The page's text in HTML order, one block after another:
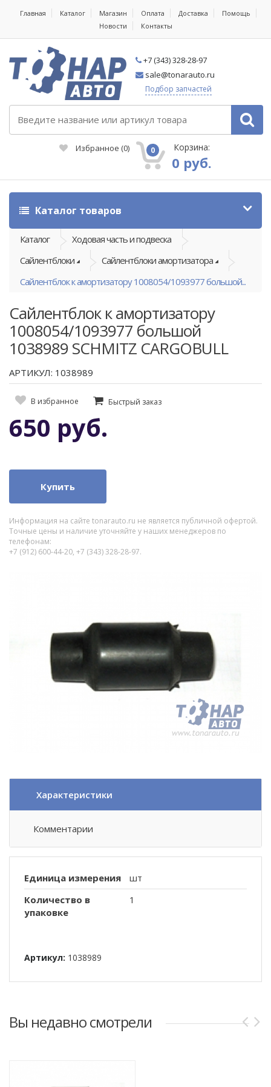
Главная Каталог Магазин Оплата Доставка
Помощь
Новости
Контакты
+7 (343) 328-28-97
sale@tonarauto.ru
Подбор запчастей
Избранное (0) 0 Корзина:
0 руб.
Каталог товаров
Каталог
Ходовая часть и подвеска
Сайлентблоки
Сайлентблоки амортизатора
Сайлентблок к амортизатору 1008054/1093977 большой...
Сайлентблок к амортизатору
1008054/1093977 большой
1038989 SCHMITZ CARGOBULL
АРТИКУЛ: 1038989
В избранное Быстрый заказ
650 руб.
Купить
Информация на сайте tonarauto.ru не является публичной офертой.
Точные цены и наличие уточняйте у наших менеджеров по
телефонам:
+7 (912) 600-44-20, +7 (343) 328-28-97.
Характеристики
Комментарии
Единица измерения
шт
Количество в
упаковке
1
Артикул: 1038989
Вы недавно смотрели